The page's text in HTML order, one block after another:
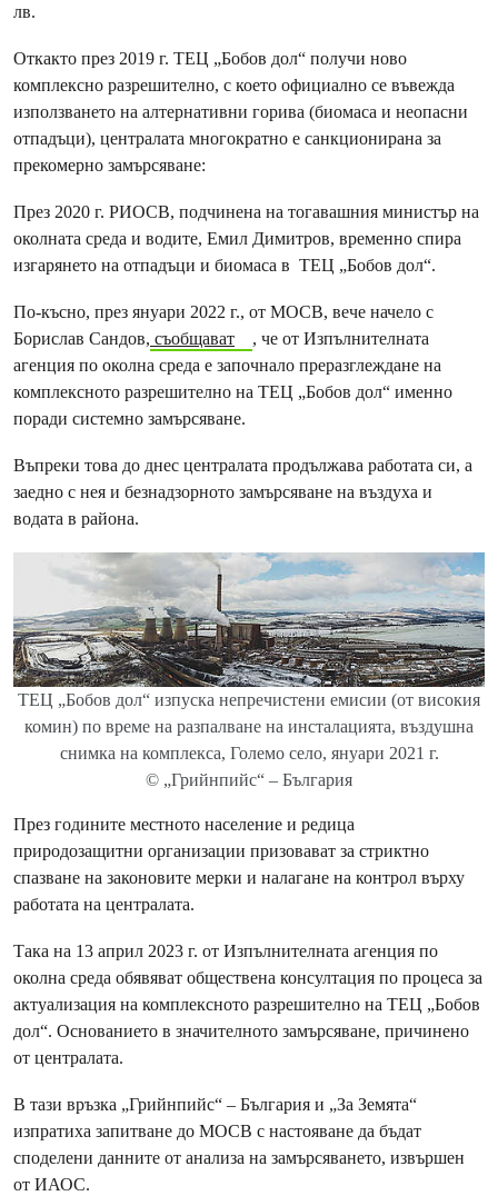
лв.
Откакто през 2019 г. ТЕЦ „Бобов дол“ получи ново
комплексно разрешително, с което официално се въвежда
използването на алтернативни горива (биомаса и неопасни
отпадъци), централата многократно е санкционирана за
прекомерно замърсяване:
През 2020 г. РИОСВ, подчинена на тогавашния министър на
околната среда и водите, Емил Димитров, временно спира
изгарянето на отпадъци и биомаса в ТЕЦ „Бобов дол“.
По-късно, през януари 2022 г., от МОСВ, вече начело с
Борислав Сандов, съобщават
, че от Изпълнителната
агенция по околна среда е започнало преразглеждане на
комплексното разрешително на ТЕЦ „Бобов дол“ именно
поради системно замърсяване.
Въпреки това до днес централата продължава работата си, а
заедно с нея и безнадзорното замърсяване на въздуха и
водата в района.
ТЕЦ „Бобов дол“ изпуска непречистени емисии (от високия
комин) по време на разпалване на инсталацията, въздушна
снимка на комплекса, Големо село, януари 2021 г.
© „Грийнпийс“ – България
През годините местното население и редица
природозащитни организации призовават за стриктно
спазване на законовите мерки и налагане на контрол върху
работата на централата.
Така на 13 април 2023 г. от Изпълнителната агенция по
околна среда обявяват обществена консултация по процеса за
актуализация на комплексното разрешително на ТЕЦ „Бобов
дол“. Основанието в значителното замърсяване, причинено
от централата.
В тази връзка „Грийнпийс“ – България и „За Земята“
изпратиха запитване до МОСВ с настояване да бъдат
споделени данните от анализа на замърсяването, извършен
от ИАОС.